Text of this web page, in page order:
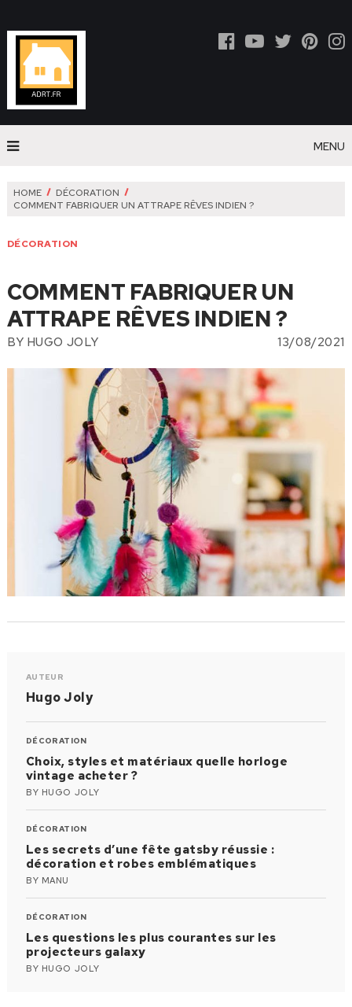
MENU
HOME
DÉCORATION
COMMENT FABRIQUER UN ATTRAPE RÊVES INDIEN ?
DÉCORATION
COMMENT FABRIQUER UN
ATTRAPE RÊVES INDIEN ?
BY HUGO JOLY 13/08/2021
AUTEUR
Hugo Joly
DÉCORATION
Choix, styles et matériaux quelle horloge
vintage acheter ?
BY HUGO JOLY
DÉCORATION
Les secrets d’une fête gatsby réussie :
décoration et robes emblématiques
BY MANU
DÉCORATION
Les questions les plus courantes sur les
projecteurs galaxy
BY HUGO JOLY